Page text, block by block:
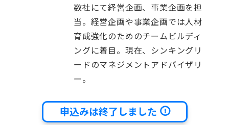
数社にて経営企画、事業企画を担
当。経営企画や事業企画では人材
育成強化のためのチームビルディ
ングに着目。現在、シンキングリ
ードのマネジメントアドバイザリ
ー。
申込みは終了しました